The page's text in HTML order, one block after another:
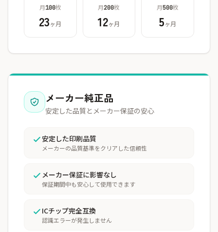
月100枚
23ヶ月
月200枚
12ヶ月
月500枚
5ヶ月
メーカー純正品
安定した品質とメーカー保証の安心
安定した印刷品質
メーカーの品質基準をクリアした信頼性
メーカー保証に影響なし
保証期間中も安心して使用できます
ICチップ完全互換
認識エラーが発生しません